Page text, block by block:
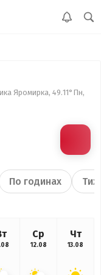
Яромирка, 49.11°Пн,
По годинах
Ср
12.08
Чт
13.08